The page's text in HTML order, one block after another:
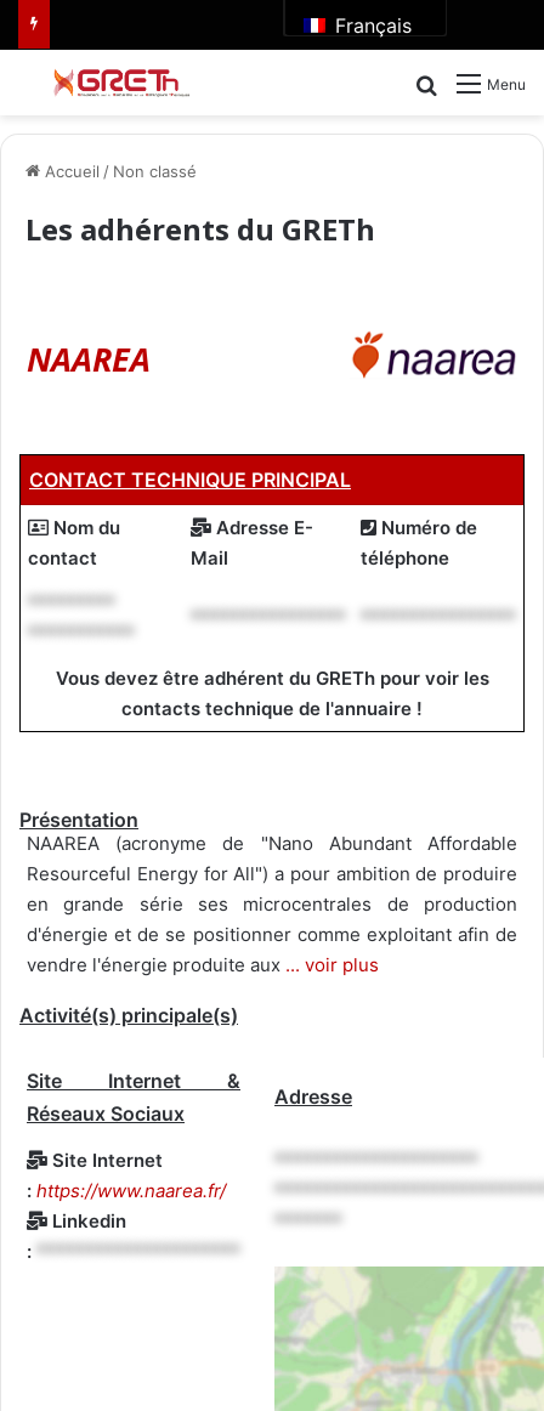
Français
Menu
Rechercher
Accueil / Non classé
Les adhérents du GRETh
NAAREA
CONTACT TECHNIQUE PRINCIPAL
Nom du
contact
Adresse E-
Mail
Numéro de
téléphone
*********
***********
**************** ****************
Vous devez être adhérent du GRETh pour voir les
contacts technique de l'annuaire !
Présentation
NAAREA (acronyme de "Nano Abundant Affordable
Resourceful Energy for All") a pour ambition de produire
en grande série ses microcentrales de production
d'énergie et de se positionner comme exploitant afin de
vendre l'énergie produite aux ... voir plus
Activité(s) principale(s)
Site Internet &
Réseaux Sociaux
Adresse
Site Internet
: https://www.naarea.fr/
Linkedin
: *********************
*********************
*******